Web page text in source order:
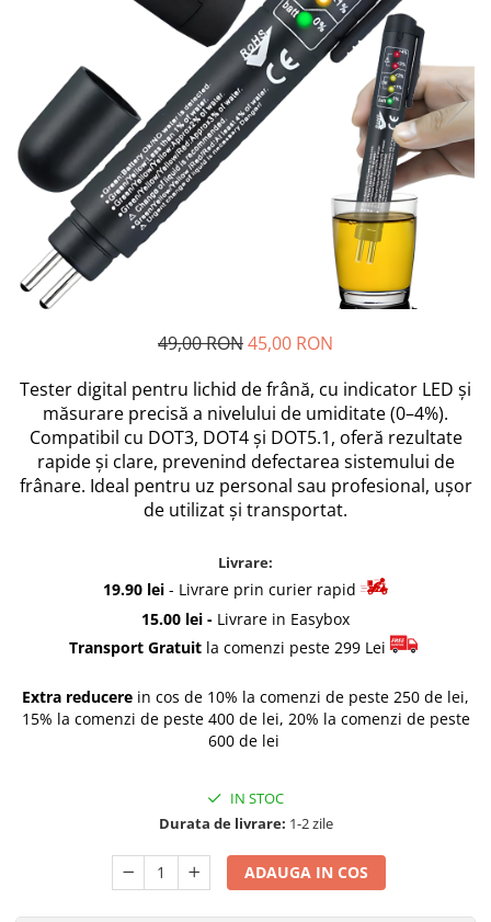
Scutece si Servetele
Nebulizatoare
Detergenti
Cadite bebe
Puzzle
Miraculous
Monopoly
Monster Flex
MR.WHITE
My Planet Baby
New Born Baby
Noriel
Paw Patrol/ Patrula Catelusilor
Play-Doh
Pretty Pinky
Thomas and Friends
Testoasele Ninja
Rilastil
Smile Games
Stumble Guys
Unicorn Academy
49,00 RON45,00 RON
Tester digital pentru lichid de frână, cu indicator LED și
măsurare precisă a nivelului de umiditate (0–4%).
Compatibil cu DOT3, DOT4 și DOT5.1, oferă rezultate
rapide și clare, prevenind defectarea sistemului de
frânare. Ideal pentru uz personal sau profesional, ușor
de utilizat și transportat.
Livrare:
19.90 lei - Livrare prin curier rapid
15.00 lei - Livrare in Easybox
Transport Gratuit la comenzi peste 299 Lei
Extra reducere in cos de 10% la comenzi de peste 250 de lei,
15% la comenzi de peste 400 de lei, 20% la comenzi de peste
600 de lei
IN STOC
Durata de livrare: 1-2 zile
ADAUGA IN COS